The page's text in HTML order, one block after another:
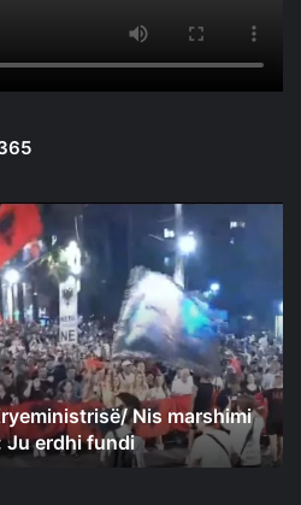
Nis marshimi
Ju erdhi fundi